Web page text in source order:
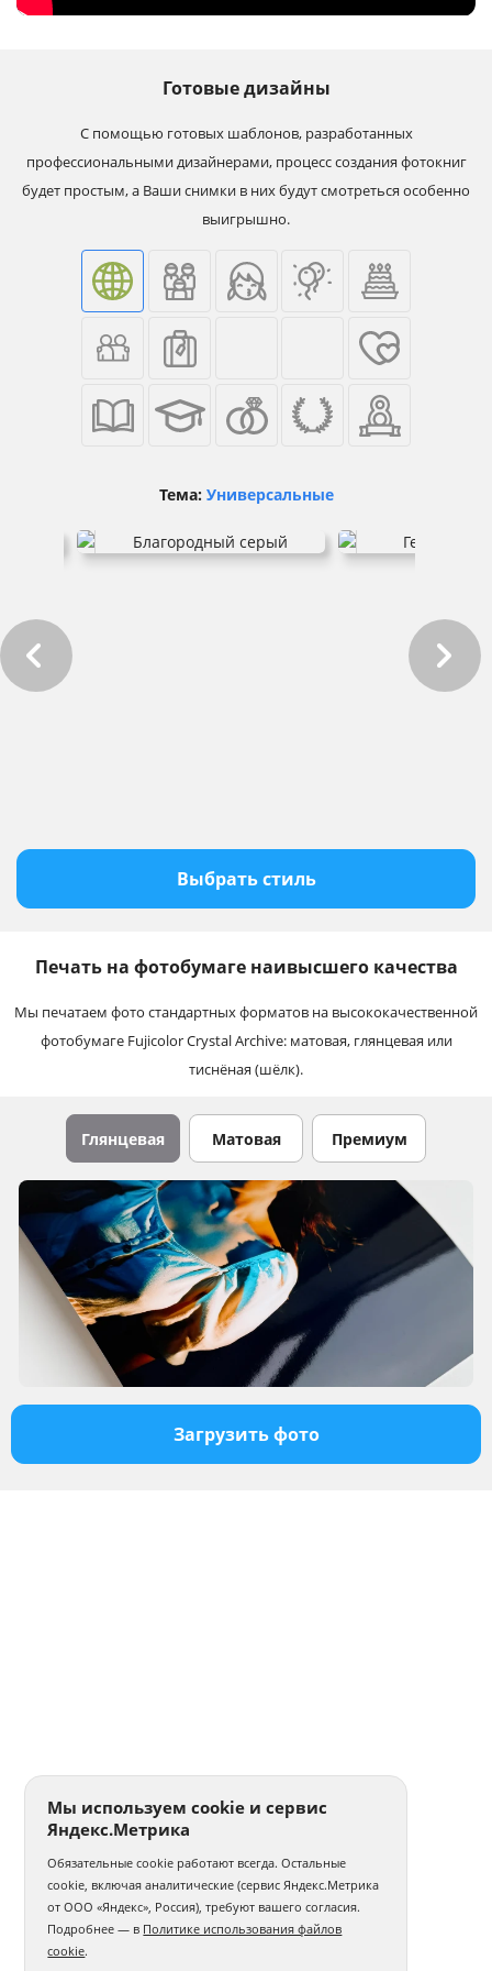
Готовые дизайны
С помощью готовых шаблонов, разработанных
профессиональными дизайнерами, процесс создания фотокниг
будет простым, а Ваши снимки в них будут смотреться особенно
выигрышно.
Тема: Универсальные
Выбрать стиль
Печать на фотобумаге наивысшего качества
Мы печатаем фото стандартных форматов на высококачественной
фотобумаге Fujicolor Crystal Archive: матовая, глянцевая или
тиснёная (шёлк).
Глянцевая Матовая Премиум
Загрузить фото
Мы используем cookie и сервис
Яндекс.Метрика
Обязательные cookie работают всегда. Остальные
cookie, включая аналитические (сервис Яндекс.Метрика
от ООО «Яндекс», Россия), требуют вашего согласия.
Подробнее — в Политике использования файлов
cookie.